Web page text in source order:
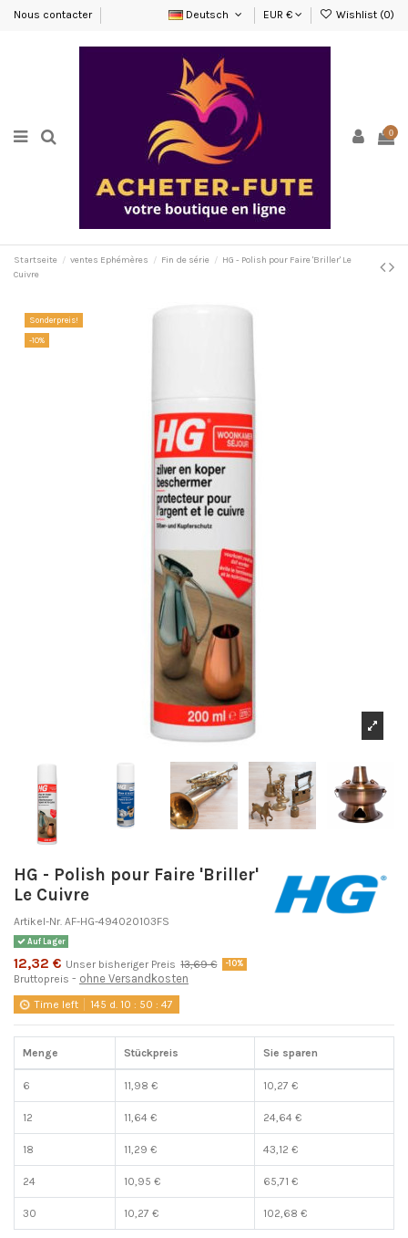
Nous contacter Deutsch EUR € Wishlist (0)
0
Startseite ventes Ephémères Fin de série
HG - Polish pour Faire 'Briller' Le
Cuivre
Sonderpreis!
-10%
HG - Polish pour Faire 'Briller'
Le Cuivre
Artikel-Nr. AF-HG-494020103FS
Auf Lager
12,32 € Unser bisheriger Preis 13,69 € -10%
Bruttopreis ohne Versandkosten
Time left 145 d. 10 : 50 :46
Menge Stückpreis Sie sparen
6 11,98 € 10,27 €
12 11,64 € 24,64 €
18 11,29 € 43,12 €
24 10,95 € 65,71 €
30 10,27 € 102,68 €